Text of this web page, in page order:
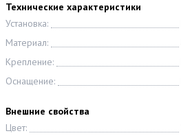
Технические характеристики
Установка:
Материал:
Крепление:
Оснащение:
Внешние свойства
Цвет: